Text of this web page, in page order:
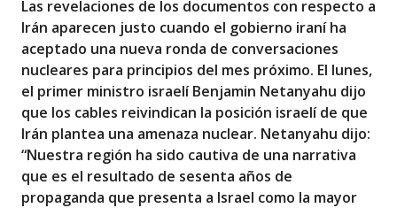
Las revelaciones de los documentos con respecto a
Irán aparecen justo cuando el gobierno iraní ha
aceptado una nueva ronda de conversaciones
nucleares para principios del mes próximo. El lunes,
el primer ministro israelí Benjamin Netanyahu dijo
que los cables reivindican la posición israelí de que
Irán plantea una amenaza nuclear. Netanyahu dijo:
“Nuestra región ha sido cautiva de una narrativa
que es el resultado de sesenta años de
propaganda que presenta a Israel como la mayor